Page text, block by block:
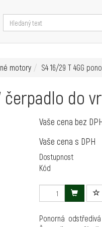
motory S4 16/29 T 4GG
čerpadlo do
Vaše cena bez
Vaše cena s DPH
Dostupnost
Kód
Ponorná